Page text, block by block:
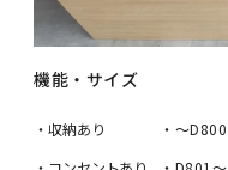
機能・サイズ
・収納あり
・～D800